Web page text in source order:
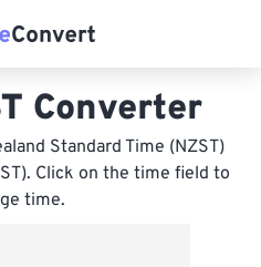
Converter
Standard Time (NZST)
Click on the time field to
time.